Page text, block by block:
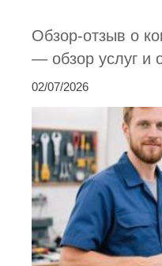
Обзор-отзыв о
— обзор услуг и
02/07/2026